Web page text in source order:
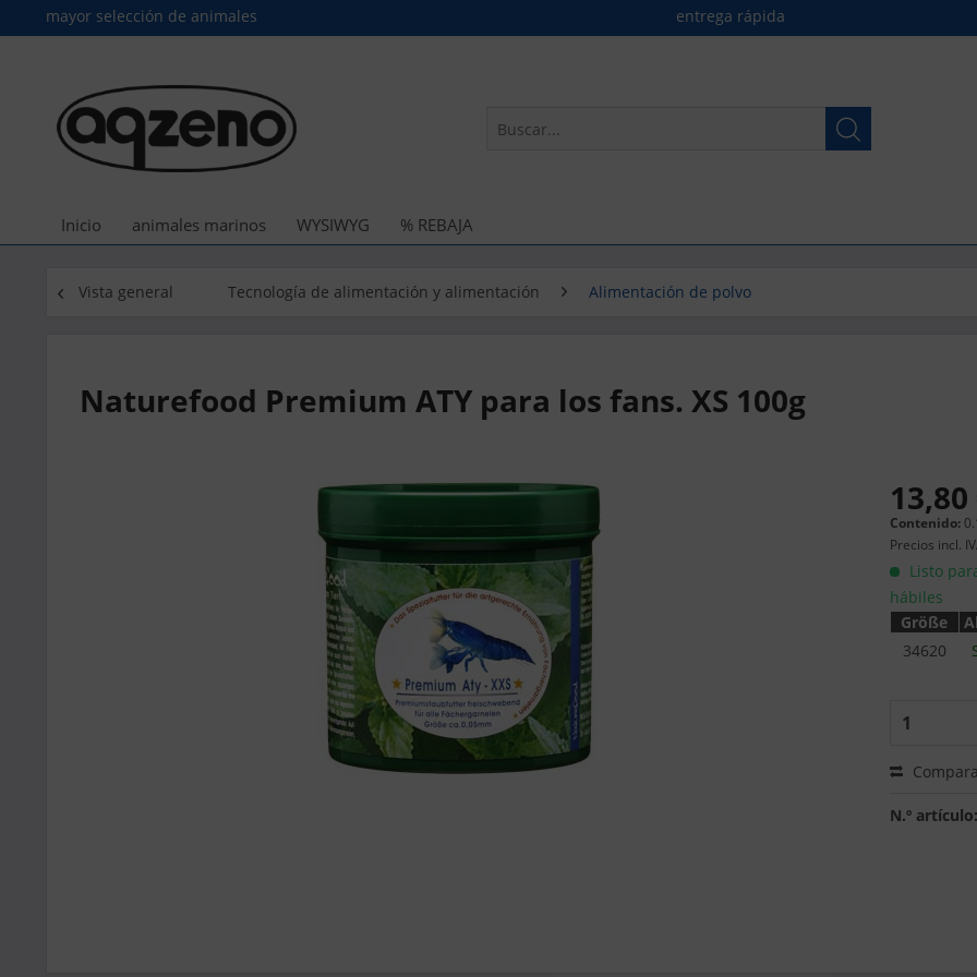
mayor selección de animales entrega rápida
Inicio animales marinos WYSIWYG % REBAJA
Vista general Tecnología de alimentación y alimentación Alimentación de polvo
Naturefood Premium ATY para los fans. XS 100g
Contenido:
Precios incl.
Listo
hábiles
Größe
34620
N.º artículo: